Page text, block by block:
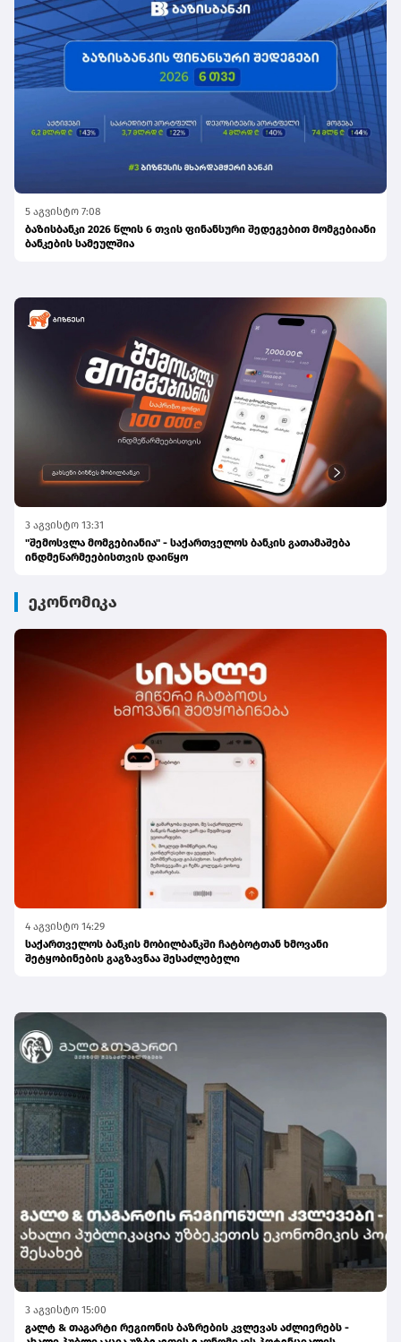
5 აგვისტო 7:08
ბაზისბანკი 2026 წლის 6 თვის ფინანსური შედეგებით მომგებიანი
ბანკების სამეულშია
3 აგვისტო 13:31
"შემოსვლა მომგებიანია" - საქართველოს ბანკის გათამაშება
ინდმეწარმეებისთვის დაიწყო
ეკონომიკა
4 აგვისტო 14:29
საქართველოს ბანკის მობილბანკში ჩატბოტთან ხმოვანი
შეტყობინების გაგზავნაა შესაძლებელი
3 აგვისტო 15:00
გალტ & თაგარტი რეგიონის ბაზრების კვლევას აძლიერებს -